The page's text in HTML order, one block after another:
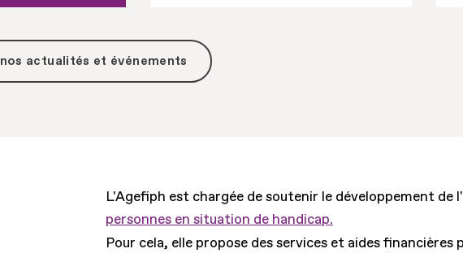
nos actualités et événements
L'Agefiph est chargée de soutenir le développement de
personnes en situation de handicap.
Pour cela, elle propose des services et aides financières